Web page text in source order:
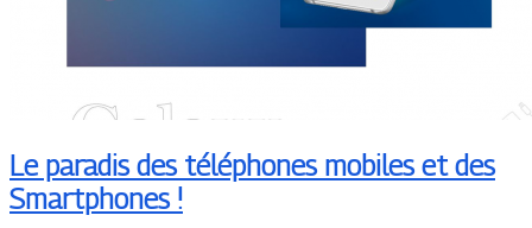
Le paradis des téléphones mobiles et des
Smartphones !